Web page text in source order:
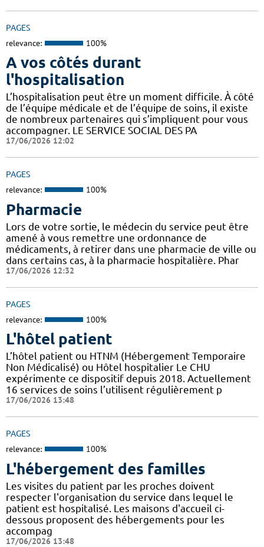
PAGES
relevance: 100%
A vos côtés durant
l'hospitalisation
L’hospitalisation peut être un moment difficile. À côté
de l’équipe médicale et de l’équipe de soins, il existe
de nombreux partenaires qui s’impliquent pour vous
accompagner. LE SERVICE SOCIAL DES PA
17/06/2026 12:02
PAGES
relevance: 100%
Pharmacie
Lors de votre sortie, le médecin du service peut être
amené à vous remettre une ordonnance de
médicaments, à retirer dans une pharmacie de ville ou
dans certains cas, à la pharmacie hospitalière. Phar
17/06/2026 12:32
PAGES
relevance: 100%
L'hôtel patient
L’hôtel patient ​​ou HTNM (Hébergement Temporaire
Non Médicalisé)​​​​​​ ou Hôtel hospitalier Le CHU
expérimente ce dispositif depuis 2018. Actuellement
16 services de soins l’utilisent régulièrement p
17/06/2026 13:48
PAGES
relevance: 100%
L'hébergement des familles
Les visites du patient par les proches doivent
respecter l'organisation du service dans lequel le
patient est hospitalisé. Les maisons d'accueil ci-
dessous proposent des hébergements pour les
accompag
17/06/2026 13:48